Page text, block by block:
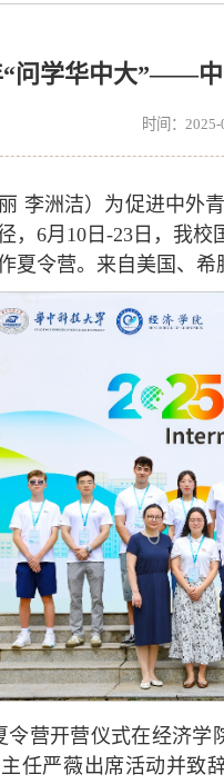
“问学华中大”——
时间：
丽 李洲洁）为促进中
，6月10日-23日，我
夏令营。来自美国、
令营开营仪式在经济
任严薇出席活动并致